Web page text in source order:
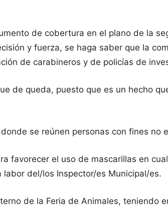
de cobertura en el plano de la
y fuerza, se haga saber que la
de carabineros y de policías de
de queda, puesto que es un hecho
se reúnen personas con fines no
favorecer el uso de mascarillas en
del/los Inspector/es Municipal/es.
de la Feria de Animales, teniendo